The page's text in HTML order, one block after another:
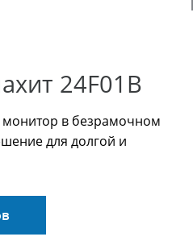
24F01B
в безрамочном
для долгой и